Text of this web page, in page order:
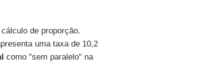
de proporção.
uma taxa de 10,2
como "sem paralelo" na